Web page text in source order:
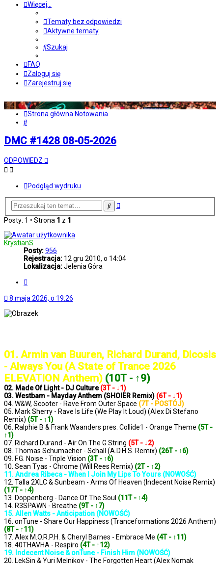
Więcej…
Tematy bez odpowiedzi
Aktywne tematy
Szukaj
FAQ
Zaloguj się
Zarejestruj się
Strona główna Notowania
Szukaj
DMC #1428 08-05-2026
ODPOWIEDZ
Podgląd wydruku
SzukajWyszukiwanie
Posty: 1 • Strona 1 z 1
KrystianS
Posty:956
Rejestracja: 12 gru 2010, o 14:04
Lokalizacja:Jelenia Góra
8 maja 2026, o 19:26
01. Armin van Buuren, Richard Durand, Dicosis
- Always You (A State of Trance 2026
ELEVATION Anthem) (10T - ↑9)
02. Made Of Light - DJ Culture(3T - ↓1)
03. Westbam - Mayday Anthem (SHOIER Remix) (6T - ↓1)
04. W&W, Scooter - Rave From Outer Space (7T - POSTÓJ)
05. Mark Sherry - Rave Is Life (We Play It Loud) (Alex Di Stefano
Remix) (5T - ↑1)
06. Ralphie B & Frank Waanders pres. Collide1 - Orange Theme (5T -
↑1)
07. Richard Durand - Air On The G String (5T - ↓2)
08. Thomas Schumacher - Schall (A.D.H.S. Remix) (26T - ↑6)
09. F.G. Noise - Triple Vision (3T - ↑6)
10. Sean Tyas - Chrome (Will Rees Remix) (2T - ↑2)
11. Andrea Ribeca - When I Join My Lips To Yours (NOWOŚĆ)
12. Talla 2XLC & Sunbeam - Arms Of Heaven (Indecent Noise Remix)
(17T - ↑4)
13. Doppenberg - Dance Of The Soul (11T - ↑4)
14. R3SPAWN - Breathe (9T - ↑7)
15. Allen Watts - Anticipation (NOWOŚĆ)
16. onTune - Share Our Happiness (Tranceformations 2026 Anthem)
(8T - ↑11)
17. Alex M.O.R.P.H. & Cheryl Barnes - Embrace Me (4T - ↑11)
18. 40THAVHA - Respiro (4T - ↑12)
19. Indecent Noise & onTune - Finish Him (NOWOŚĆ)
20. LekSin & Yuri Melnikov - The Forgotten Heart (Alex Nomak